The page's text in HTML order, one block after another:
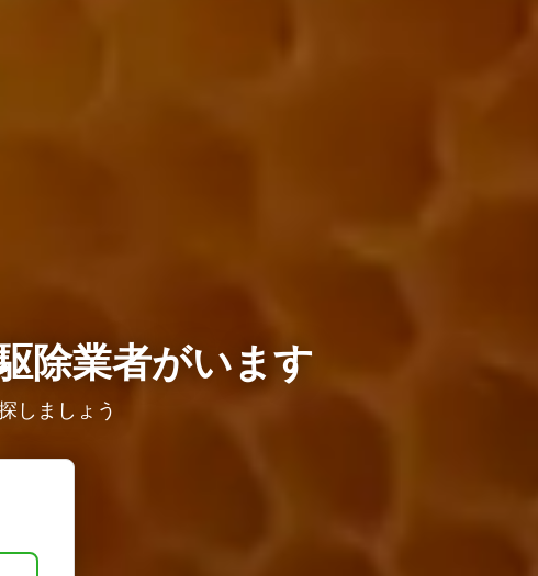
除業者がいます
しましょう